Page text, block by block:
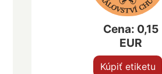
Cena: 0,15
EUR
Kúpiť etiketu